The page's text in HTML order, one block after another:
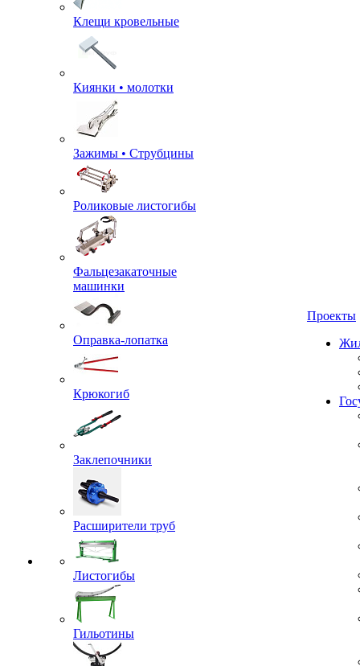
Клещи кровельные
Киянки • молотки
Зажимы • Струбцины
Роликовые листогибы
Фальцезакаточные
машинки
Оправка-лопатка
Крюкогиб
Заклепочники
Расширители труб
Листогибы
Гильотины
Проекты